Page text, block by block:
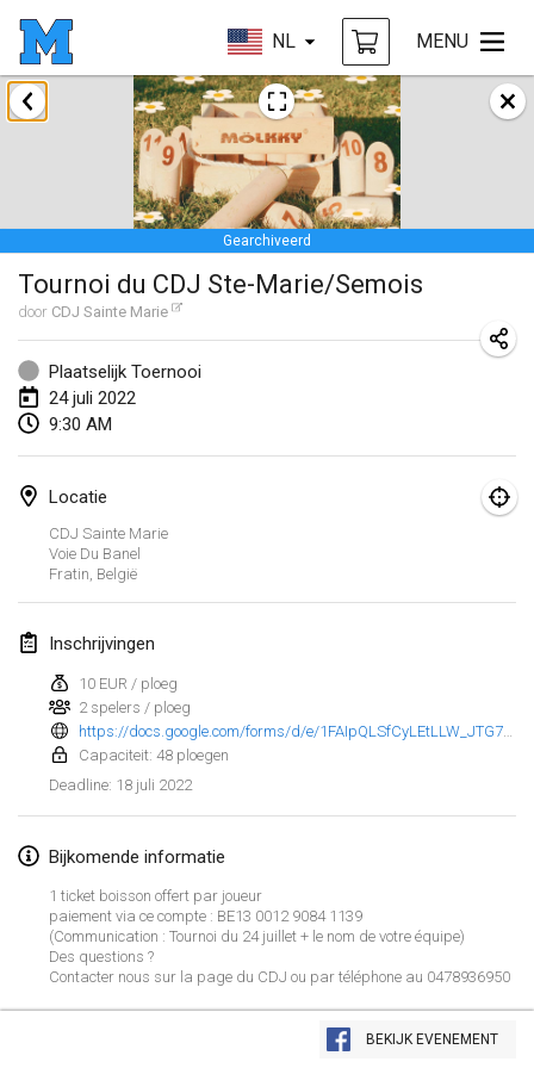
NL MENU
Weergave lijst
Gearchiveerd
Tournoi du CDJ Ste-Marie/Semois
door CDJ Sainte Marie
Plaatselijk Toernooi
24 juli 2022
9:30 AM
Locatie
CDJ Sainte Marie
Voie Du Banel
Fratin België
Inschrijvingen
10 EUR / ploeg
2 spelers / ploeg
Capaciteit: 48 ploegen
Deadline: 18 juli 2022
Bijkomende informatie
1 ticket boisson offert par joueur
paiement via ce compte : BE13 0012 9084 1139
(Communication : Tournoi du 24 juillet + le nom de votre équipe)
Des questions ?
Contacter nous sur la page du CDJ ou par téléphone au 0478936950
BEKIJK EVENEMENT
januari 2022
GEANNULEERD
Tournoi Mixte ASPTTOM
22 jan. 2022|Frankrijk
KKS Halli Duppeli
22 jan. 2022|Finland
Mölkky Tournament - Doubles
22 jan. 2022|Japan
Suomelan Mölkky-open
The Mölkky Tournament 2nd
23 jan. 2022|
februari 2022
MS v MÖLKPARKURU
4 feb. 2022|Tsjechië
TangoMölkky
5 feb. 2022 Finland
12 feb. 2022|Finland
Yamagata Tournament
13 feb. 2022 |Japan